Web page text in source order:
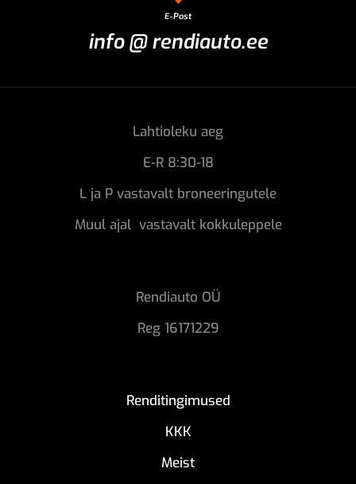
E-Post
info @ rendiauto.ee
Lahtioleku aeg
E-R 8:30-18
L ja P vastavalt broneeringutele
Muul ajal vastavalt kokkuleppele
Rendiauto OÜ
Reg 16171229
Renditingimused
KKK
Meist